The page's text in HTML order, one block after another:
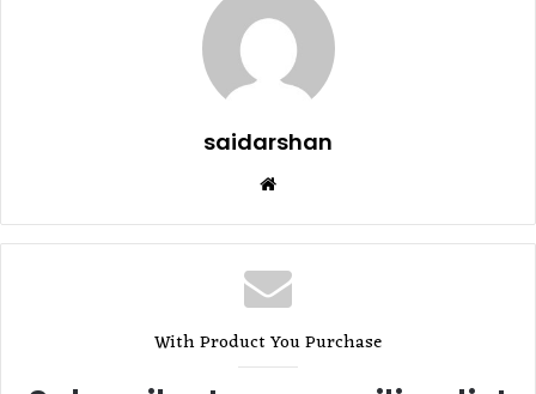
saidarshan
With Product You Purchase